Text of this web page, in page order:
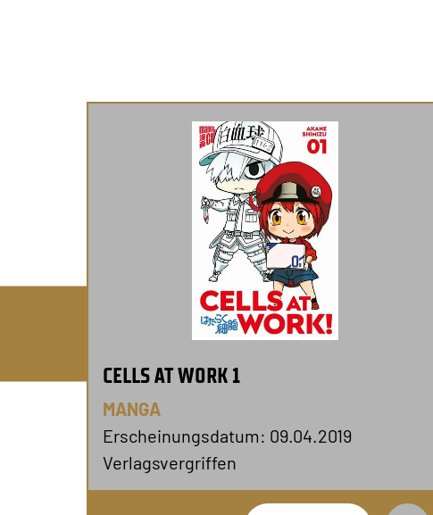
CELLS AT WORK 1
MANGA
Erscheinungsdatum: 09.04.2019
Verlagsvergriffen